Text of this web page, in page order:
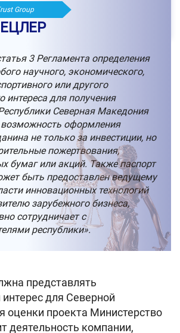
Group
3 Регламента определения
научного, экономического,
или другого
интереса для получения
Северная Македония
возможность оформления
не только за инвестиции, но
пожертвования,
бумаг или акций. Также паспорт
быть предоставлен ведущему
инновационных технологий
зарубежного бизнеса,
сотрудничает с
республики».
представлять
для Северной
оценки проекта Министерство
деятельность компании,